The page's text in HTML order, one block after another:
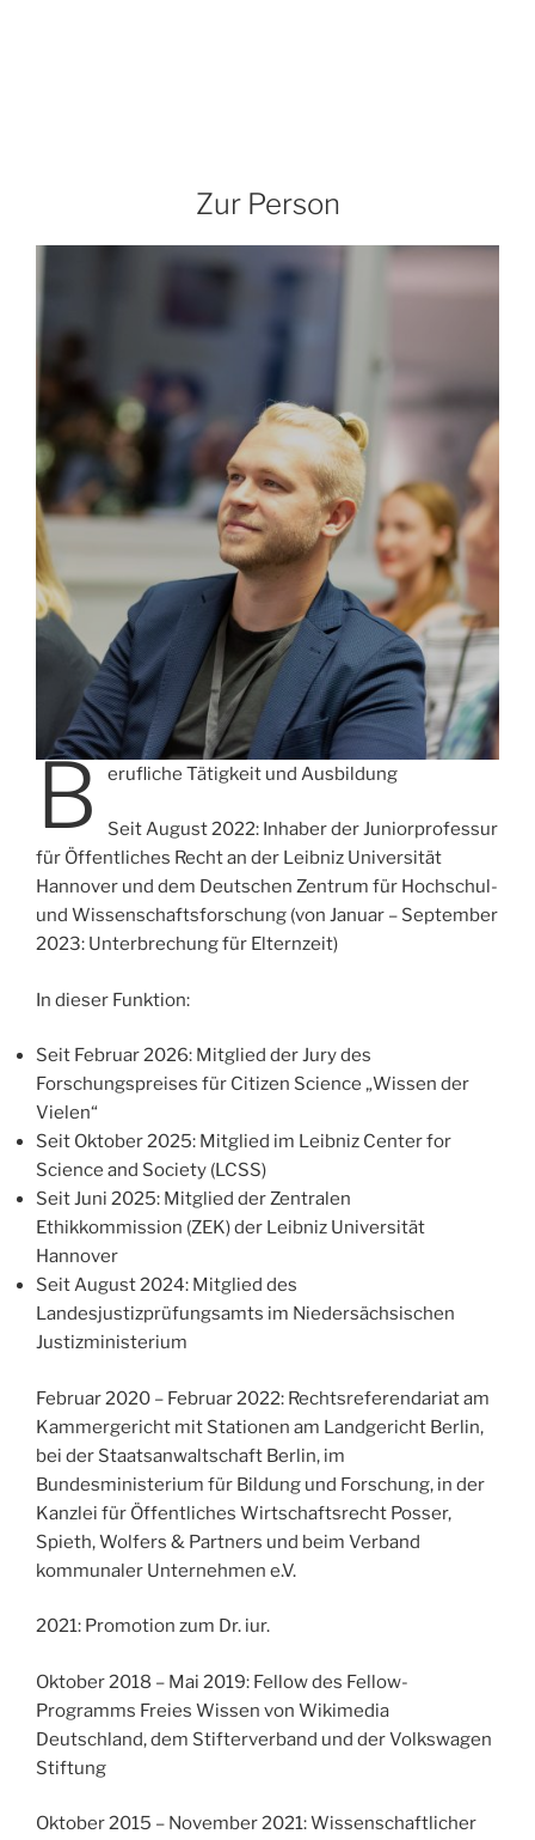
Zur Person
B erufliche Tätigkeit und Ausbildung
Seit August 2022: Inhaber der Juniorprofessur
für Öffentliches Recht an der Leibniz Universität
Hannover und dem Deutschen Zentrum für Hochschul-
und Wissenschaftsforschung (von Januar – September
2023: Unterbrechung für Elternzeit)
In dieser Funktion:
Seit Februar 2026: Mitglied der Jury des
Forschungspreises für Citizen Science „Wissen der
Vielen“
Seit Oktober 2025: Mitglied im Leibniz Center for
Science and Society (LCSS)
Seit Juni 2025: Mitglied der Zentralen
Ethikkommission (ZEK) der Leibniz Universität
Hannover
Seit August 2024: Mitglied des
Landesjustizprüfungsamts im Niedersächsischen
Justizministerium
Februar 2020 – Februar 2022: Rechtsreferendariat am
Kammergericht mit Stationen am Landgericht Berlin,
bei der Staatsanwaltschaft Berlin, im
Bundesministerium für Bildung und Forschung, in der
Kanzlei für Öffentliches Wirtschaftsrecht Posser,
Spieth, Wolfers & Partners und beim Verband
kommunaler Unternehmen e.V.
2021: Promotion zum Dr. iur.
Oktober 2018 – Mai 2019: Fellow des Fellow-
Programms Freies Wissen von Wikimedia
Deutschland, dem Stifterverband und der Volkswagen
Stiftung
Oktober 2015 – November 2021: Wissenschaftlicher